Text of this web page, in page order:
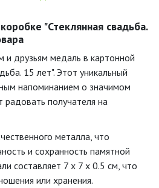
"Стеклянная свадьба.
и друзьям медаль в картонной
15 лет". Этот уникальный
напоминанием о значимом
получателя на
металла, что
и сохранность памятной
составляет 7 x 7 x 0.5 см, что
или хранения.